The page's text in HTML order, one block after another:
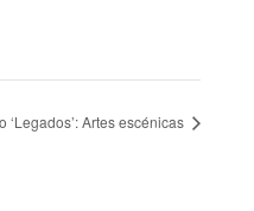
‘Legados’: Artes escénicas